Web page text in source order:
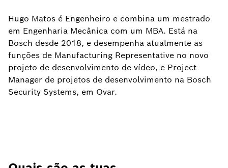
Hugo Matos é Engenheiro e combina um mestrado
em Engenharia Mecânica com um MBA. Está na
Bosch desde 2018, e desempenha atualmente as
funções de Manufacturing Representative no novo
projeto de desenvolvimento de vídeo, e Project
Manager de projetos de desenvolvimento na Bosch
Security Systems, em Ovar.